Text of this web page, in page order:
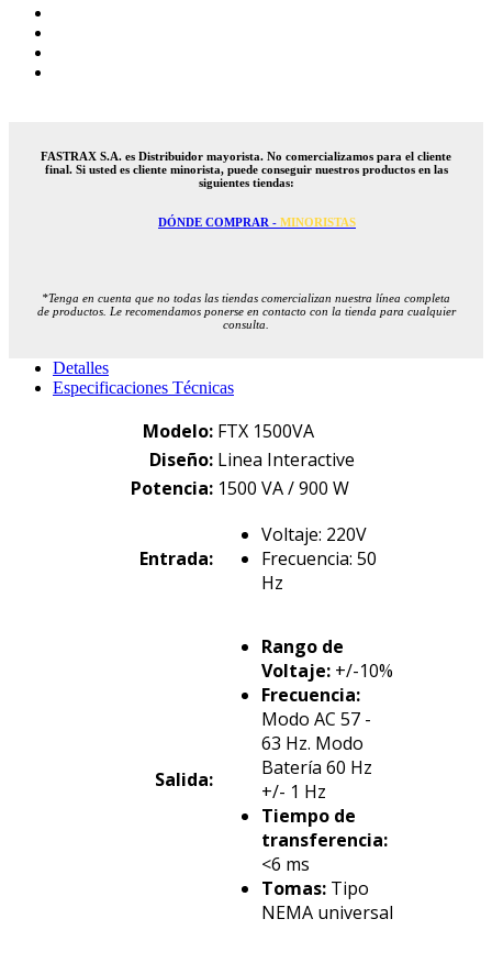
FASTRAX S.A. es Distribuidor mayorista. No comercializamos para el cliente
final. Si usted es cliente minorista, puede conseguir nuestros productos en las
siguientes tiendas:
DÓNDE COMPRAR - MINORISTAS
*Tenga en cuenta que no todas las tiendas comercializan nuestra línea completa
de productos. Le recomendamos ponerse en contacto con la tienda para cualquier
consulta.
Detalles
Especificaciones Técnicas
Modelo: FTX 1500VA
Diseño: Linea Interactive
Potencia: 1500 VA / 900 W
Entrada:
Voltaje: 220V
Frecuencia: 50
Hz
Salida:
Rango de
Voltaje:+/-10%
Frecuencia:
Modo AC 57 -
63 Hz. Modo
Batería 60 Hz
+/- 1 Hz
Tiempo de
transferencia:
<6 ms
Tomas:Tipo
NEMA universal